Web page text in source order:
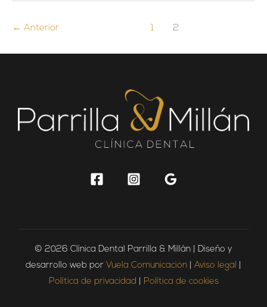
← Anterior 1 2
© 2026 Clínica Dental Parrilla & Millán | Diseño y
desarrollo web por Vuela Comunicación Aviso legal
Política de privacidad
Política de cookies